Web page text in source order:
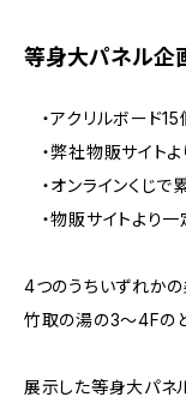
等身大パネル企
・アクリルボード15
・弊社物販サイト
・オンラインくじ
・物販サイトより
4つのうちいずれか
竹取の湯の3～4Fの
展示した等身大パネ